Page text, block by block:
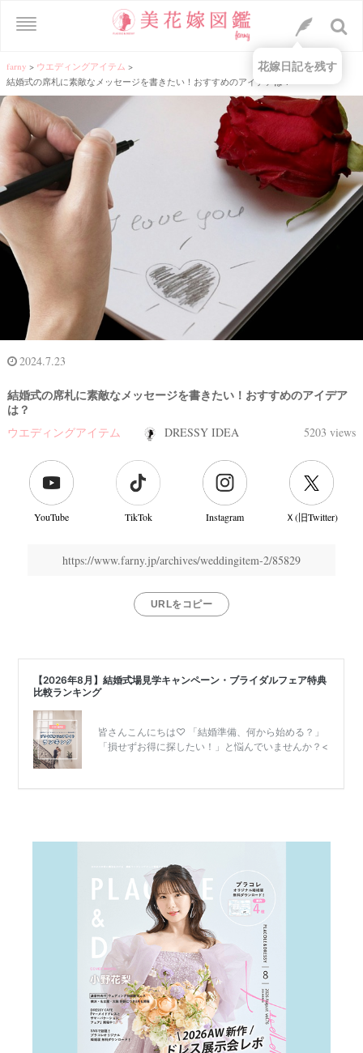
farny > ウエディングアイテム >
結婚式の席札に素敵なメッセージを書きたい！おすすめのアイデアは？
2024.7.23
結婚式の席札に素敵なメッセージを書きたい！おすすめのアイデア
は？
ウエディングアイテム DRESSY IDEA 5203 views
YouTube TikTok Instagram Ｘ(旧Twitter)
https://www.farny.jp/archives/weddingitem-2/85829
URLをコピー
花嫁日記を残す
結
日